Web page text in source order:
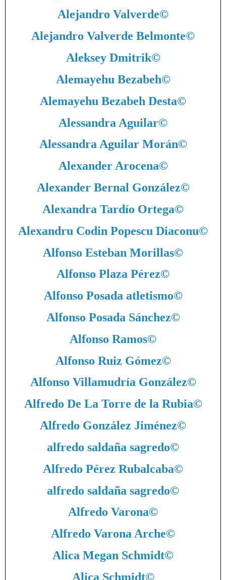
Alejandro Valverde©
Alejandro Valverde Belmonte©
Aleksey Dmitrik©
Alemayehu Bezabeh©
Alemayehu Bezabeh Desta©
Alessandra Aguilar©
Alessandra Aguilar Morán©
Alexander Arocena©
Alexander Bernal González©
Alexandra Tardío Ortega©
Alexandru Codin Popescu Diaconu©
Alfonso Esteban Morillas©
Alfonso Plaza Pérez©
Alfonso Posada atletismo©
Alfonso Posada Sánchez©
Alfonso Ramos©
Alfonso Ruiz Gómez©
Alfonso Villamudría González©
Alfredo De La Torre de la Rubia©
Alfredo González Jiménez©
alfredo saldaña sagredo©
Alfredo Pérez Rubalcaba©
alfredo saldaña sagredo©
Alfredo Varona©
Alfredo Varona Arche©
Alica Megan Schmidt©
Alica Schmidt©